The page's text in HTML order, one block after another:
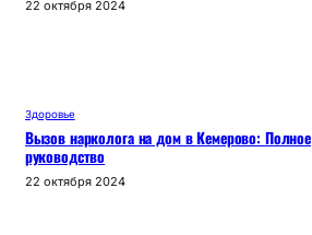
22 октября 2024
Здоровье
Вызов нарколога на дом в Кемерово: Полное
руководство
22 октября 2024